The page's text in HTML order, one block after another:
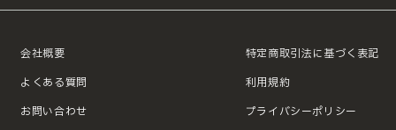
会社概要
よくある質問
お問い合わせ
特定商取引法に基づく表記
利用規約
プライバシーポリシー